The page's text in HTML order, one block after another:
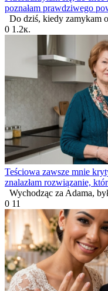
poznałam prawdziwego
Do dziś, kiedy zamykam
0 1.2к.
Teściowa zawsze mnie
znalazłam rozwiązanie,
Wychodząc za Adama,
0 11